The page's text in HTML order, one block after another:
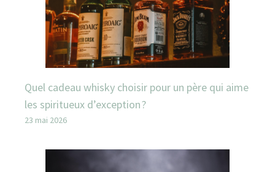
Quel cadeau whisky choisir pour un père qui aime
les spiritueux d’exception ?
23 mai 2026